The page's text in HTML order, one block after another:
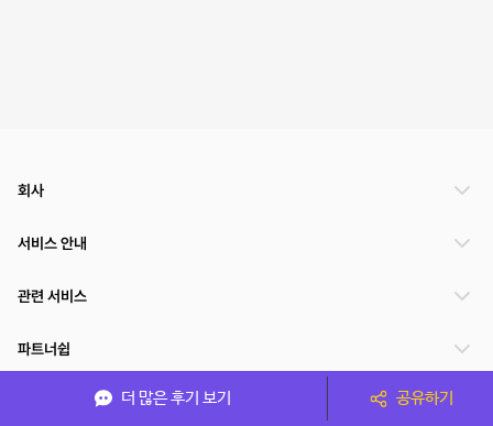
더 많은 후기 보기 공유하기
회사
서비스 안내
관련 서비스
파트너쉽
서비스 제공 국가